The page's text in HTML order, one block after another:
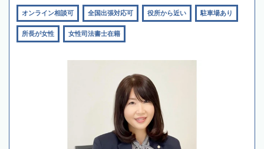
オンライン相談可 全国出張対応可 役所から近い 駐車場あり
所長が女性 女性司法書士在籍